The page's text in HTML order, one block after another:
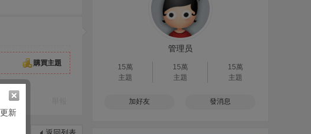
新
購買主題
管理员
15萬
主題
15萬
主題
15萬
主題
加好友 發消息